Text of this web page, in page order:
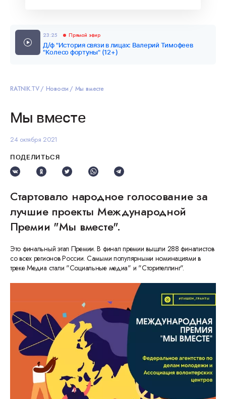
23:25 Прямой эфир
Д/ф "История связи в лицах: Валерий Тимофеев
"Колесо фортуны" (12+)
RATNIK.TV Новости Мы вместе
Мы вместе
24 октября 2021
ПОДЕЛИТЬСЯ
Стартовало народное голосование за
лучшие проекты Международной
Премии "Мы вместе".
Это финальный этап Премии. В финал премии вышли 288 финалистов
со всех регионов России. Самыми популярными номинациями в
треке Медиа стали "Социальные медиа" и "Сторителлинг".